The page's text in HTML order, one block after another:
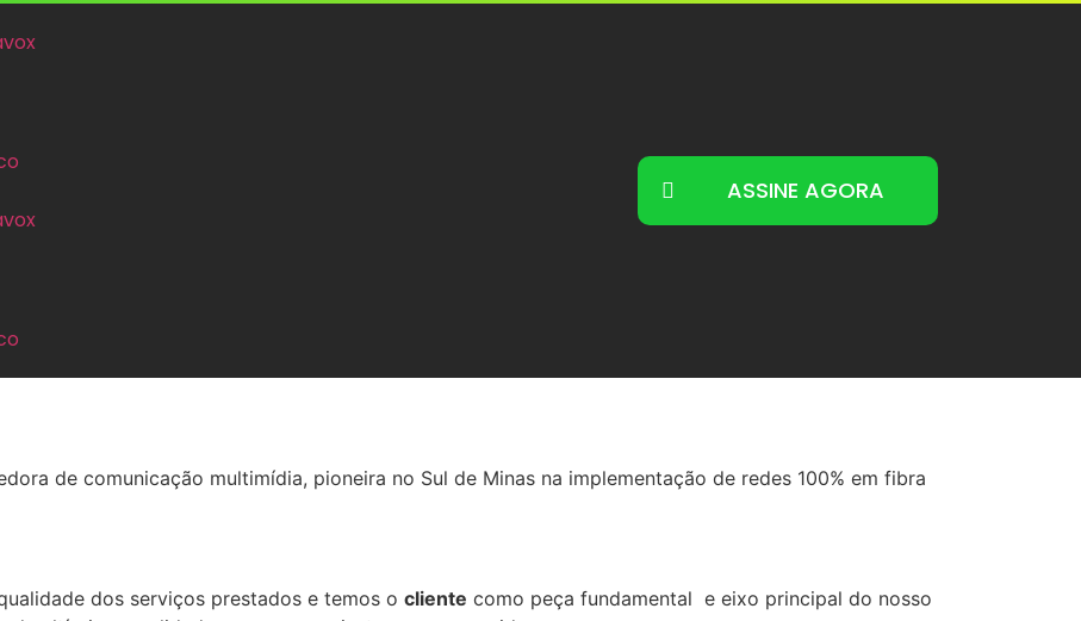
ASSINE AGORA
de comunicação multimídia, pioneira no Sul de Minas na implementação de redes 100% em fibra
dos serviços prestados e temos o cliente como peça fundamental e eixo principal do nosso